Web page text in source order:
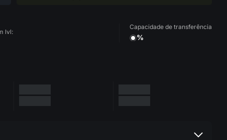
lvl:
Capacidade de transferência
%